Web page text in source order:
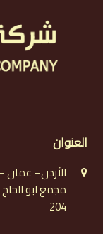
العنوان
الأردن– عمان –
مجمع ابو
204